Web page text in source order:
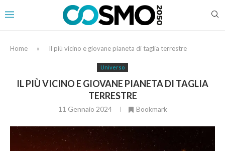
Home » Il più vicino e giovane pianeta di taglia terrestre
Universo
IL PIÙ VICINO E GIOVANE PIANETA DI TAGLIA
TERRESTRE
11 Gennaio 2024 Bookmark